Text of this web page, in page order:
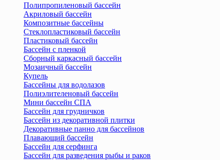
Полипропиленовый бассейн
Акриловый бассейн
Композитные бассейны
Стеклопластиковый бассейн
Пластиковый бассейн
Бассейн с пленкой
Сборный каркасный бассейн
Мозаичный бассейн
Купель
Бассейны для водолазов
Полиэлителеновый бассейн
Мини бассейн СПА
Бассейн для грудничков
Бассейн из декоративной плитки
Декоративные панно для бассейнов
Плавающий бассейн
Бассейн для серфинга
Бассейн для разведения рыбы и раков